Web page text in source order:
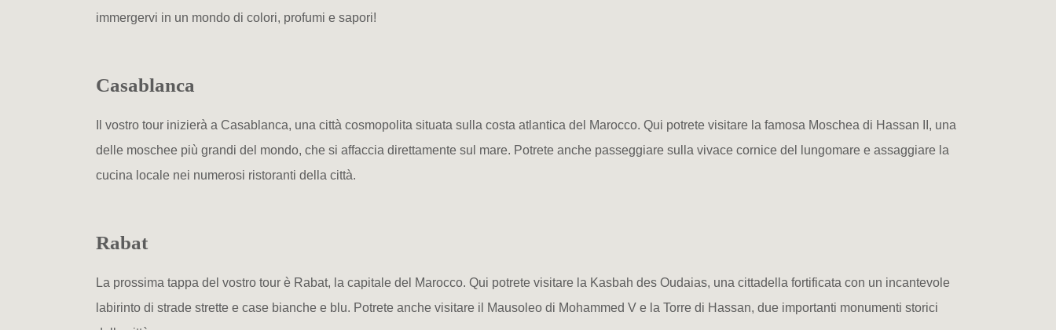
immergervi in un mondo di colori, profumi e sapori!
Casablanca
Il vostro tour inizierà a Casablanca, una città cosmopolita situata sulla costa atlantica del Marocco. Qui potrete visitare la famosa Moschea di Hassan II, una
delle moschee più grandi del mondo, che si affaccia direttamente sul mare. Potrete anche passeggiare sulla vivace cornice del lungomare e assaggiare la
cucina locale nei numerosi ristoranti della città.
Rabat
La prossima tappa del vostro tour è Rabat, la capitale del Marocco. Qui potrete visitare la Kasbah des Oudaias, una cittadella fortificata con un incantevole
labirinto di strade strette e case bianche e blu. Potrete anche visitare il Mausoleo di Mohammed V e la Torre di Hassan, due importanti monumenti storici